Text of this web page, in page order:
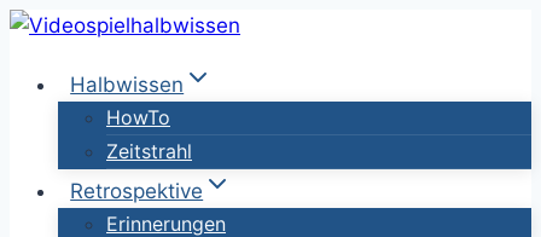
Zum
springenHalbwissen
HowTo
Zeitstrahl
Retrospektive
Erinnerungen